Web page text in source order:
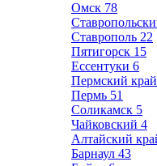
Омск 78
Ставрополь 22
Пятигорск 15
Ессентуки 6
Пермский край
Пермь 51
Соликамск 5
Чайковский 4
Алтайский
Барнаул 43